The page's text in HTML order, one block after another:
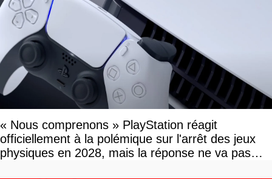
« Nous comprenons » PlayStation réagit
officiellement à la polémique sur l'arrêt des jeux
physiques en 2028, mais la réponse ne va pas